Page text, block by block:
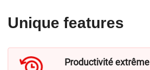
Unique features
Productivité extrême